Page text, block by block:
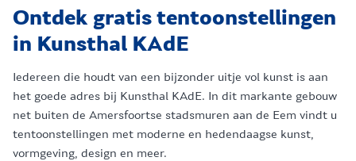
Ontdek gratis tentoonstellingen
in Kunsthal KAdE
Iedereen die houdt van een bijzonder uitje vol kunst is aan
het goede adres bij Kunsthal KAdE. In dit markante gebouw
net buiten de Amersfoortse stadsmuren aan de Eem vindt u
tentoonstellingen met moderne en hedendaagse kunst,
vormgeving, design en meer.